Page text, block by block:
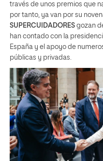
través de unos premios que
por tanto, ya van por su
SUPERCUIDADORES gozan
han contado con la
España y el apoyo de
públicas y privadas.